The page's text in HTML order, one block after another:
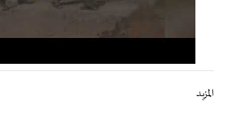
المزيد